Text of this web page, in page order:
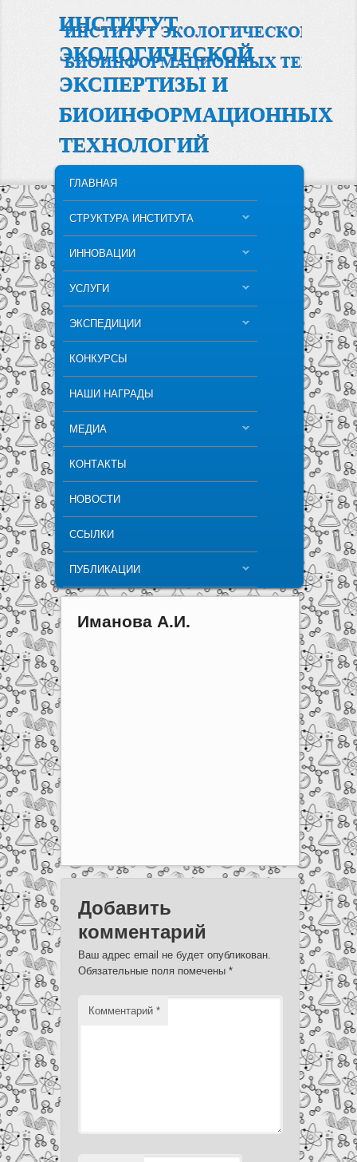
ИНСТИТУТ
ЭКОЛОГИЧЕСКОЙ
ЭКСПЕРТИЗЫ И
БИОИНФОРМАЦИОННЫХ
ТЕХНОЛОГИЙ
SKIP TO PRIMARY CONTENT
SKIP TO SECONDARY CONTENT
ГЛАВНАЯ
СТРУКТУРА ИНСТИТУТА
ИННОВАЦИИ
УСЛУГИ
ЭКСПЕДИЦИИ
КОНКУРСЫ
НАШИ НАГРАДЫ
МЕДИА
КОНТАКТЫ
НОВОСТИ
ССЫЛКИ
ПУБЛИКАЦИИ
Иманова А.И.
Добавить
комментарий
Ваш адрес email не будет опубликован.
Обязательные поля помечены *
Комментарий *